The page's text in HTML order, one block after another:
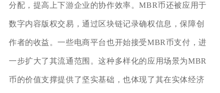
分配，提高上下游企业的协作效率。MBR币还被应用于
数字内容版权交易，通过区块链记录确权信息，保障创
作者的收益。一些电商平台也开始接受MBR币支付，进
一步扩大了其流通范围。这种多样化的应用场景为MBR
币的价值支撑提供了坚实基础，也体现了其在实体经济